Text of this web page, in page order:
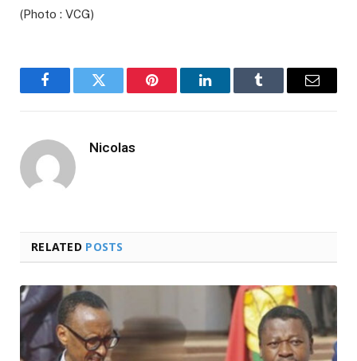
(Photo : VCG)
FacebookTwitter Pinterest LinkedInTumblr Email
Nicolas
RELATED POSTS